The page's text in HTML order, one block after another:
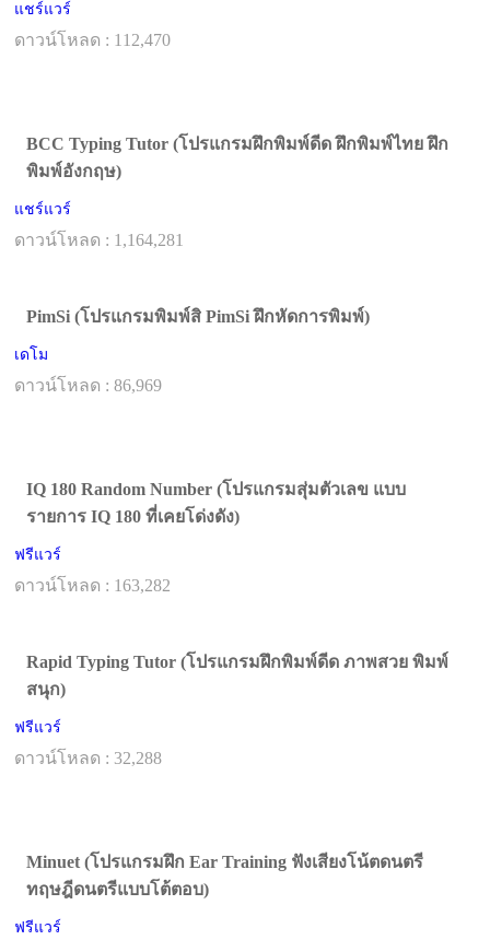
แชร์แวร์
ดาวน์โหลด : 112,470
BCC Typing Tutor (โปรแกรมฝึกพิมพ์ดีด ฝึกพิมพ์ไทย ฝึก
พิมพ์อังกฤษ)
แชร์แวร์
ดาวน์โหลด : 1,164,281
PimSi (โปรแกรมพิมพ์สิ PimSi ฝึกหัดการพิมพ์)
เดโม
ดาวน์โหลด : 86,969
IQ 180 Random Number (โปรแกรมสุ่มตัวเลข แบบ
รายการ IQ 180 ที่เคยโด่งดัง)
ฟรีแวร์
ดาวน์โหลด : 163,282
Rapid Typing Tutor (โปรแกรมฝึกพิมพ์ดีด ภาพสวย พิมพ์
สนุก)
ฟรีแวร์
ดาวน์โหลด : 32,288
Minuet (โปรแกรมฝึก Ear Training ฟังเสียงโน้ตดนตรี
ทฤษฎีดนตรีแบบโต้ตอบ)
ฟรีแวร์